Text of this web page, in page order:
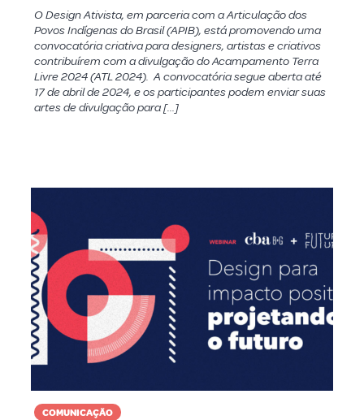
O Design Ativista, em parceria com a Articulação dos
Povos Indígenas do Brasil (APIB), está promovendo uma
convocatória criativa para designers, artistas e criativos
contribuírem com a divulgação do Acampamento Terra
Livre 2024 (ATL 2024). A convocatória segue aberta até
17 de abril de 2024, e os participantes podem enviar suas
artes de divulgação para […]
COMUNICAÇÃO